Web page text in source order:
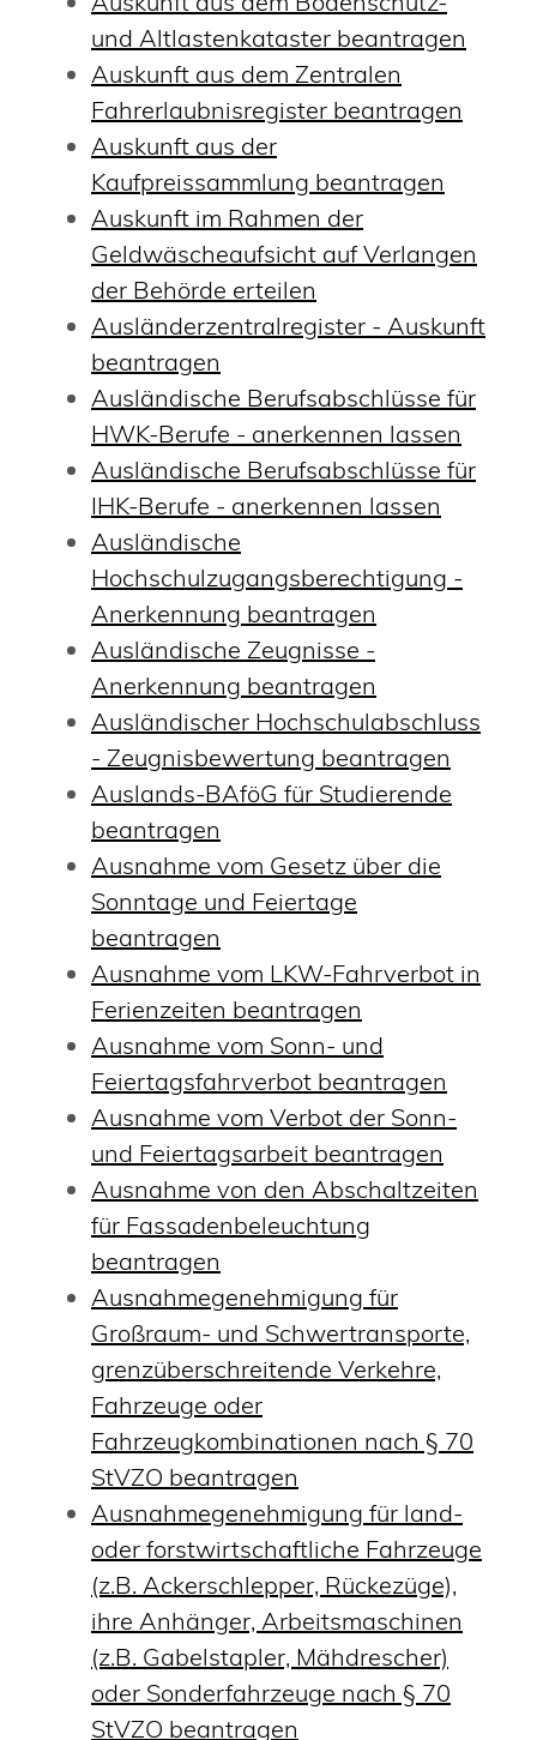
und Altlastenkataster beantragen
Auskunft aus dem Zentralen
Fahrerlaubnisregister beantragen
Auskunft aus der
Kaufpreissammlung beantragen
Auskunft im Rahmen der
Geldwäscheaufsicht auf Verlangen
der Behörde erteilen
Ausländerzentralregister - Auskunft
beantragen
Ausländische Berufsabschlüsse für
HWK-Berufe - anerkennen lassen
Ausländische Berufsabschlüsse für
IHK-Berufe - anerkennen lassen
Ausländische
Hochschulzugangsberechtigung -
Anerkennung beantragen
Ausländische Zeugnisse -
Anerkennung beantragen
Ausländischer Hochschulabschluss
- Zeugnisbewertung beantragen
Auslands-BAföG für Studierende
beantragen
Ausnahme vom Gesetz über die
Sonntage und Feiertage
beantragen
Ausnahme vom LKW-Fahrverbot in
Ferienzeiten beantragen
Ausnahme vom Sonn- und
Feiertagsfahrverbot beantragen
Ausnahme vom Verbot der Sonn-
und Feiertagsarbeit beantragen
Ausnahme von den Abschaltzeiten
für Fassadenbeleuchtung
beantragen
Ausnahmegenehmigung für
Großraum- und Schwertransporte,
grenzüberschreitende Verkehre,
Fahrzeuge oder
Fahrzeugkombinationen nach § 70
StVZO beantragen
Ausnahmegenehmigung für land-
oder forstwirtschaftliche Fahrzeuge
(z.B. Ackerschlepper, Rückezüge),
ihre Anhänger, Arbeitsmaschinen
(z.B. Gabelstapler, Mähdrescher)
oder Sonderfahrzeuge nach § 70
StVZO beantragen